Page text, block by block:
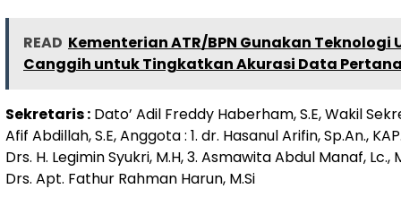
READ Kementerian ATR/BPN Gunakan Teknologi
Canggih untuk Tingkatkan Akurasi Data
Sekretaris : Dato’ Adil Freddy Haberham, S.E, Wakil
Afif Abdillah, S.E, Anggota : 1. dr. Hasanul Arifin, Sp.An.,
Drs. H. Legimin Syukri, M.H, 3. Asmawita Abdul Manaf, Lc.,
Drs. Apt. Fathur Rahman Harun, M.Si